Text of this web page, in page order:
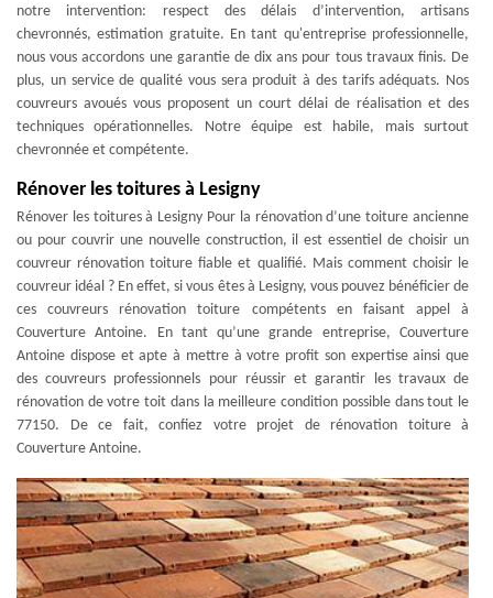
notre intervention: respect des délais d’intervention, artisans
chevronnés, estimation gratuite. En tant qu'entreprise professionnelle,
nous vous accordons une garantie de dix ans pour tous travaux finis. De
plus, un service de qualité vous sera produit à des tarifs adéquats. Nos
couvreurs avoués vous proposent un court délai de réalisation et des
techniques opérationnelles. Notre équipe est habile, mais surtout
chevronnée et compétente.
Rénover les toitures à Lesigny
Rénover les toitures à Lesigny Pour la rénovation d’une toiture ancienne
ou pour couvrir une nouvelle construction, il est essentiel de choisir un
couvreur rénovation toiture fiable et qualifié. Mais comment choisir le
couvreur idéal ? En effet, si vous êtes à Lesigny, vous pouvez bénéficier de
ces couvreurs rénovation toiture compétents en faisant appel à
Couverture Antoine. En tant qu’une grande entreprise, Couverture
Antoine dispose et apte à mettre à votre profit son expertise ainsi que
des couvreurs professionnels pour réussir et garantir les travaux de
rénovation de votre toit dans la meilleure condition possible dans tout le
77150. De ce fait, confiez votre projet de rénovation toiture à
Couverture Antoine.